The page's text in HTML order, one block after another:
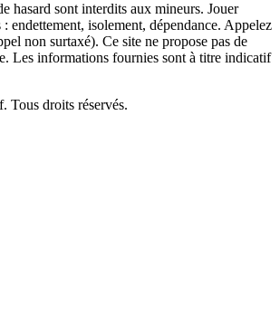
hasard sont interdits aux mineurs. Jouer
endettement, isolement, dépendance. Appelez
non surtaxé). Ce site ne propose pas de
Les informations fournies sont à titre indicatif
droits réservés.